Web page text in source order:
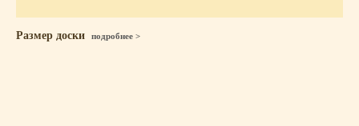
Размер доски подробнее >